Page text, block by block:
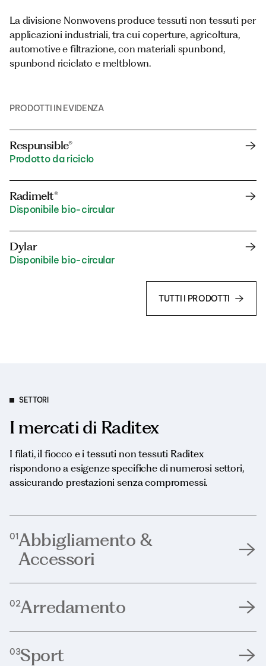
La divisione Nonwovens produce tessuti non tessuti per
applicazioni industriali, tra cui coperture, agricoltura,
automotive e filtrazione, con materiali spunbond,
spunbond riciclato e meltblown.
PRODOTTI IN EVIDENZA
Respunsible®
Prodotto da riciclo
Radimelt®
Disponibile bio-circular
Dylar
Disponibile bio-circular
TUTTI I PRODOTTI
SETTORI
I mercati di Raditex
I filati, il fiocco e i tessuti non tessuti Raditex
rispondono a esigenze specifiche di numerosi settori,
assicurando prestazioni senza compromessi.
01Abbigliamento &
Accessori
02Arredamento
03Sport